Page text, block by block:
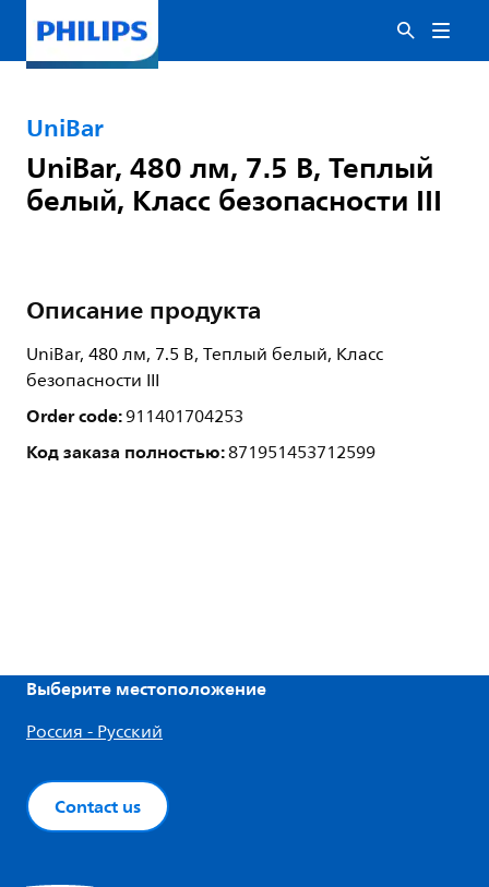
UniBar
UniBar, 480 лм, 7.5 В, Теплый
белый, Класс безопасности III
Описание продукта
UniBar, 480 лм, 7.5 В, Теплый белый, Класс
безопасности III
Order code:911401704253
Код заказа полностью:871951453712599
Выберите местоположение
Россия - Русский
Contact us